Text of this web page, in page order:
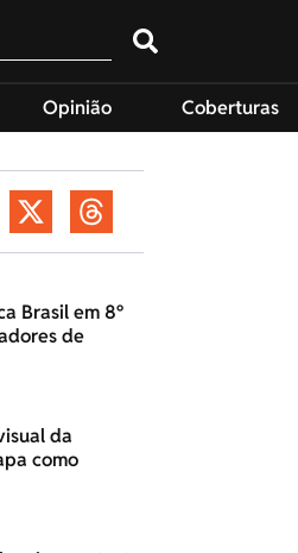
Opinião Coberturas
Brasil em 8º
de
da
como